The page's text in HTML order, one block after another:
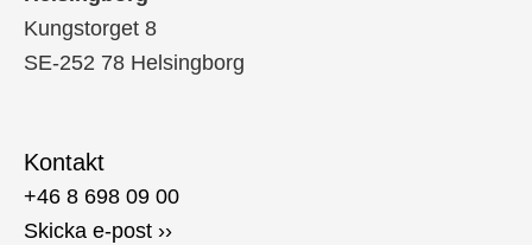
Kungstorget 8
SE-252 78 Helsingborg
Kontakt
+46 8 698 09 00
Skicka e-post ››